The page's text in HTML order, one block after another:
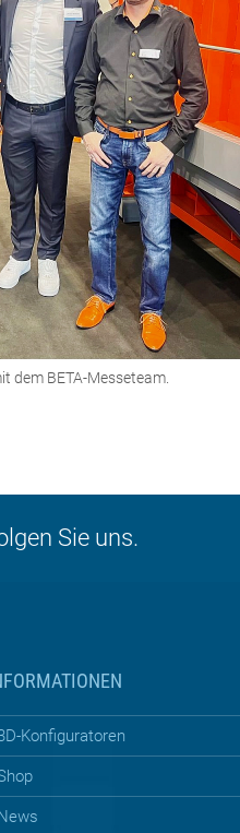
dem BETA-Messeteam.
Sie uns.
Konfiguratoren